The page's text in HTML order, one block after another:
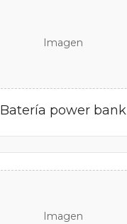
Imagen
Batería power bank
Imagen